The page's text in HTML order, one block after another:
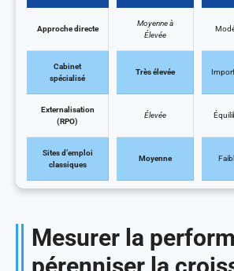
Approche directe
Moyenne à
Élevée
Cabinet
spécialisé
Très élevée
Externalisation
(RPO)
Élevée
Sites d’emploi
classiques
Moyenne
Mesurer la